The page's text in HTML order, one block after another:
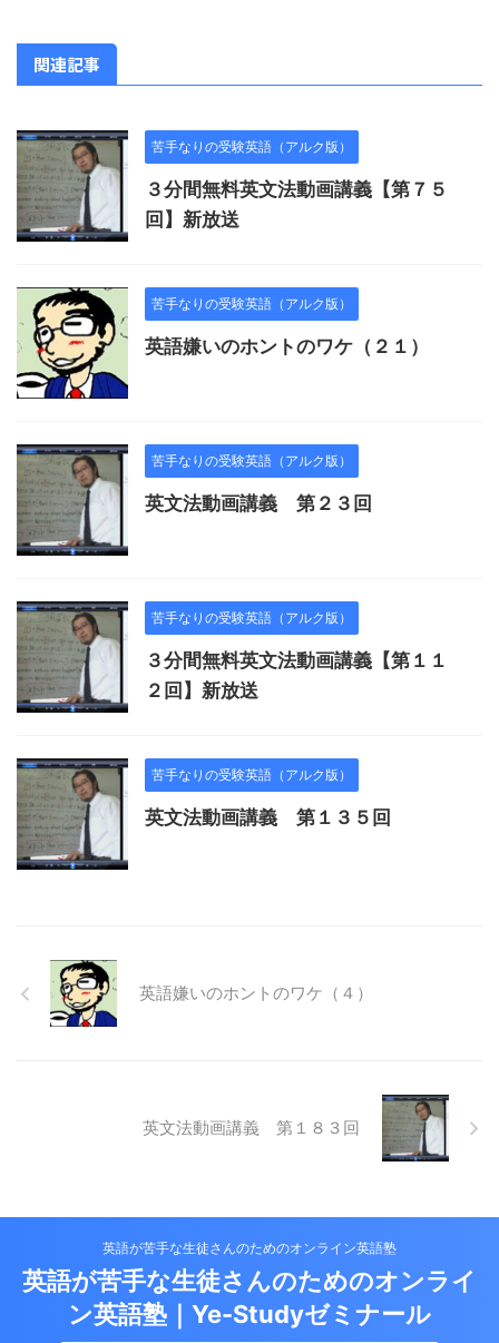
関連記事
苦手なりの受験英語（アルク版）
３分間無料英文法動画講義【第７５
回】新放送
苦手なりの受験英語（アルク版）
英語嫌いのホントのワケ（２１）
苦手なりの受験英語（アルク版）
英文法動画講義 第２３回
苦手なりの受験英語（アルク版）
３分間無料英文法動画講義【第１１
２回】新放送
苦手なりの受験英語（アルク版）
英文法動画講義 第１３５回
英語嫌いのホントのワケ（４）
英文法動画講義 第１８３回
英語が苦手な生徒さんのためのオンライン英語塾
英語が苦手な生徒さんのためのオンライ
ン英語塾｜Ye-Studyゼミナール